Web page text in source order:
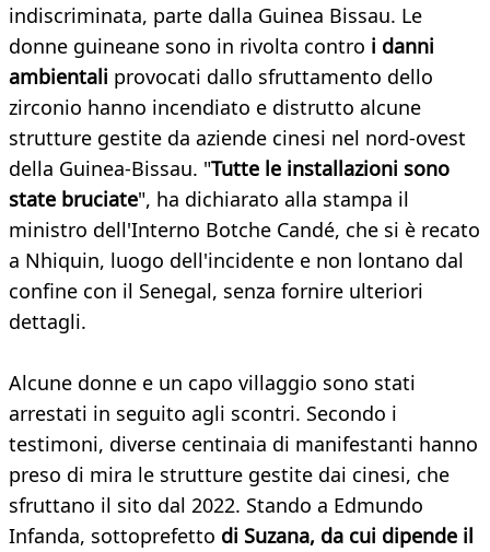
indiscriminata, parte dalla Guinea Bissau. Le
donne guineane sono in rivolta contro i danni
ambientali provocati dallo sfruttamento dello
zirconio hanno incendiato e distrutto alcune
strutture gestite da aziende cinesi nel nord-ovest
della Guinea-Bissau. "Tutte le installazioni sono
state bruciate", ha dichiarato alla stampa il
ministro dell'Interno Botche Candé, che si è recato
a Nhiquin, luogo dell'incidente e non lontano dal
confine con il Senegal, senza fornire ulteriori
dettagli.
Alcune donne e un capo villaggio sono stati
arrestati in seguito agli scontri. Secondo i
testimoni, diverse centinaia di manifestanti hanno
preso di mira le strutture gestite dai cinesi, che
sfruttano il sito dal 2022. Stando a Edmundo
Infanda, sottoprefetto di Suzana, da cui dipende il